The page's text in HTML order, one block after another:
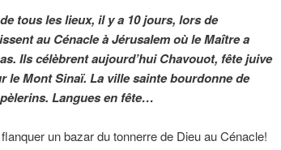
tous les lieux, il y a 10 jours, lors de
au Cénacle à Jérusalem où le Maître a
Ils célèbrent aujourd’hui Chavouot, fête juive
le Mont Sinaï. La ville sainte bourdonne de
Langues en fête…
un bazar du tonnerre de Dieu au Cénacle!